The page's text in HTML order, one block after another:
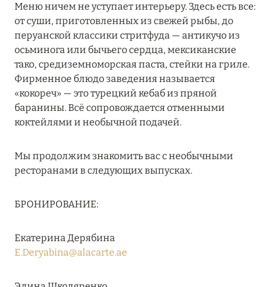
11 декабря 2024
RIXOS PREMIUM SAADIYAT ISLAND ABU DHABI:
КОНЦЕПЦИЯ «ВСЁ ВКЛЮЧЕНО – ВСЁ
ЭКСКЛЮЗИВНО»
Подробнее
27 сентября 2024
Подробнее
HÔTEL BARRIÈRE LES NEIGES
Подробнее
Меню ничем не уступает интерьеру. Здесь есть все:
от суши, приготовленных из свежей рыбы, до
перуанской классики стритфуда — антикучо из
осьминога или бычьего сердца, мексиканские
тако, средиземноморская паста, стейки на гриле.
Фирменное блюдо заведения называется
«кокореч» — это турецкий кебаб из пряной
баранины. Всё сопровождается отменными
коктейлями и необычной подачей.
Мы продолжим знакомить вас с необычными
ресторанами в следующих выпусках.
БРОНИРОВАНИЕ:
Екатерина Дерябина
E.Deryabina@alacarte.ae